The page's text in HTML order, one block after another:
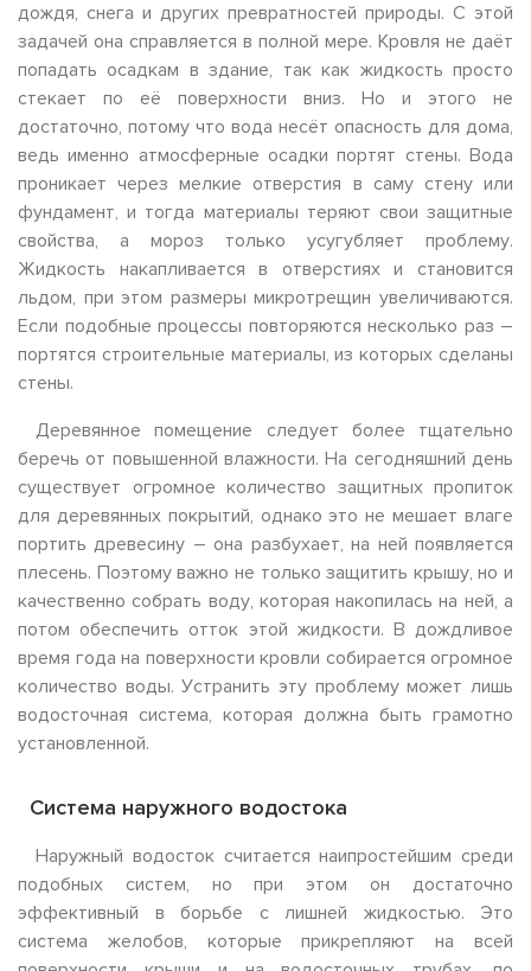
дождя, снега и других превратностей природы. С этой
задачей она справляется в полной мере. Кровля не даёт
попадать осадкам в здание, так как жидкость просто
стекает по её поверхности вниз. Но и этого не
достаточно, потому что вода несёт опасность для дома,
ведь именно атмосферные осадки портят стены. Вода
проникает через мелкие отверстия в саму стену или
фундамент, и тогда материалы теряют свои защитные
свойства, а мороз только усугубляет проблему.
Жидкость накапливается в отверстиях и становится
льдом, при этом размеры микротрещин увеличиваются.
Если подобные процессы повторяются несколько раз –
портятся строительные материалы, из которых сделаны
стены.
Деревянное помещение следует более тщательно
беречь от повышенной влажности. На сегодняшний день
существует огромное количество защитных пропиток
для деревянных покрытий, однако это не мешает влаге
портить древесину – она разбухает, на ней появляется
плесень. Поэтому важно не только защитить крышу, но и
качественно собрать воду, которая накопилась на ней, а
потом обеспечить отток этой жидкости. В дождливое
время года на поверхности кровли собирается огромное
количество воды. Устранить эту проблему может лишь
водосточная система, которая должна быть грамотно
установленной.
Система наружного водостока
Наружный водосток считается наипростейшим среди
подобных систем, но при этом он достаточно
эффективный в борьбе с лишней жидкостью. Это
система желобов, которые прикрепляют на всей